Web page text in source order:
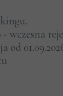
wczesna
od